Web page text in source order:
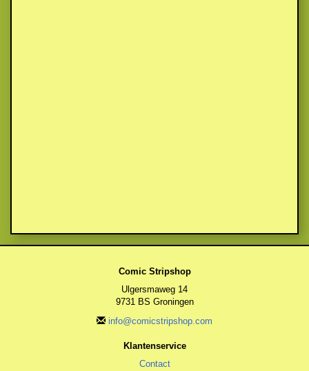
Comic Stripshop
Ulgersmaweg 14
9731 BS Groningen
info@comicstripshop.com
Klantenservice
Contact